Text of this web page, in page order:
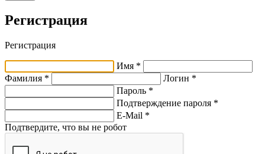
Регистрация
Регистрация
Имя *
Фамилия *
Логин *
Пароль *
Подтверждение пароля *
E-Mail *
Подтвердите, что вы не робот